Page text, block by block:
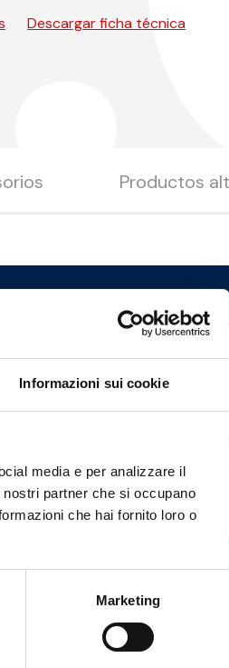
Informazioni sui cookie
media e per analizzare il
partner che si occupano
che hai fornito loro o
Marketing
Descargar ficha técnica
Productos
m3/h